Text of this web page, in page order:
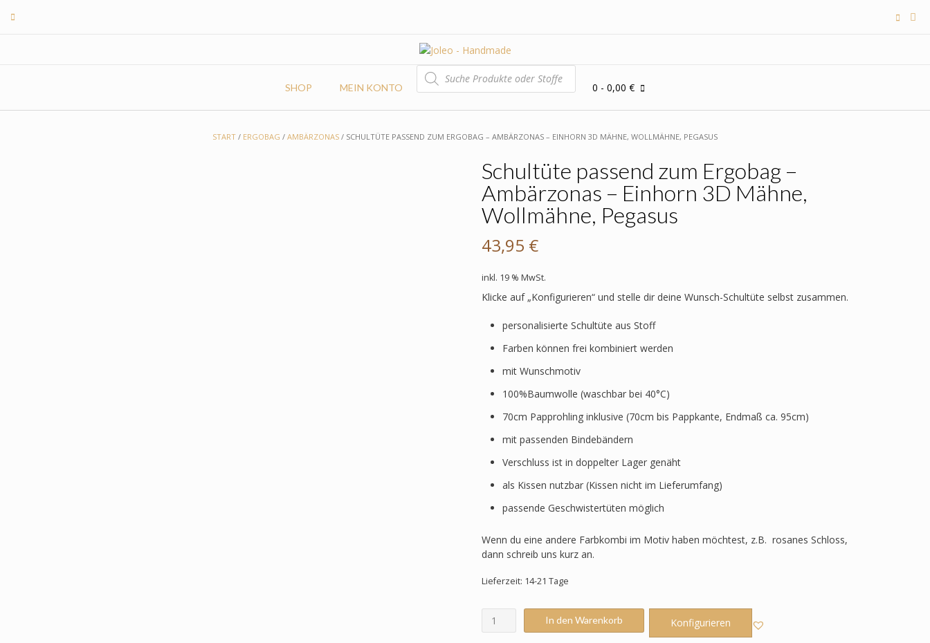
SHOP MEIN KONTO
PRODUCTS
SEARCH
0 - 0,00 €
START / ERGOBAG / AMBÄRZONAS / SCHULTÜTE PASSEND ZUM ERGOBAG – AMBÄRZONAS – EINHORN 3D MÄHNE, WOLLMÄHNE, PEGASUS
Schultüte passend zum Ergobag –
Ambärzonas – Einhorn 3D Mähne,
Wollmähne, Pegasus
43,95 €
inkl. 19 % MwSt.
Klicke auf „Konfigurieren“ und stelle dir deine Wunsch-Schultüte selbst zusammen.
personalisierte Schultüte aus Stoff
Farben können frei kombiniert werden
mit Wunschmotiv
100%Baumwolle (waschbar bei 40°C)
70cm Papprohling inklusive (70cm bis Pappkante, Endmaß ca. 95cm)
mit passenden Bindebändern
Verschluss ist in doppelter Lager genäht
als Kissen nutzbar (Kissen nicht im Lieferumfang)
passende Geschwistertüten möglich
Wenn du eine andere Farbkombi im Motiv haben möchtest, z.B. rosanes Schloss,
dann schreib uns kurz an.
Lieferzeit: 14-21 Tage
Schultüte
In den Warenkorb Konfigurieren